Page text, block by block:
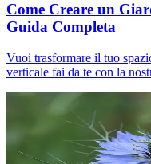
Come Creare un
Guida Completa
Vuoi trasformare il tuo
verticale fai da te con la